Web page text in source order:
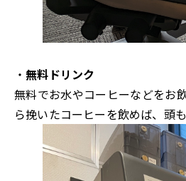
・無料ドリンク
無料でお水やコーヒーなどをお
ら挽いたコーヒーを飲めば、頭